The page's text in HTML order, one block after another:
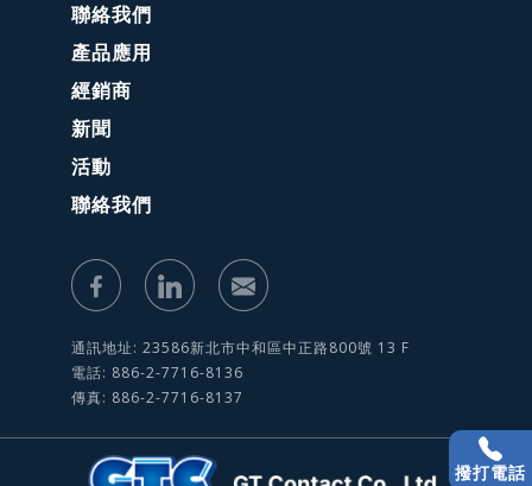
聯絡我們
產品應用
經銷商
新聞
活動
聯絡我們
通訊地址: 23586新北市中和區中正路800號 13 F
電話: 886-2-7716-8136
傳真: 886-2-7716-8137
撥打電話